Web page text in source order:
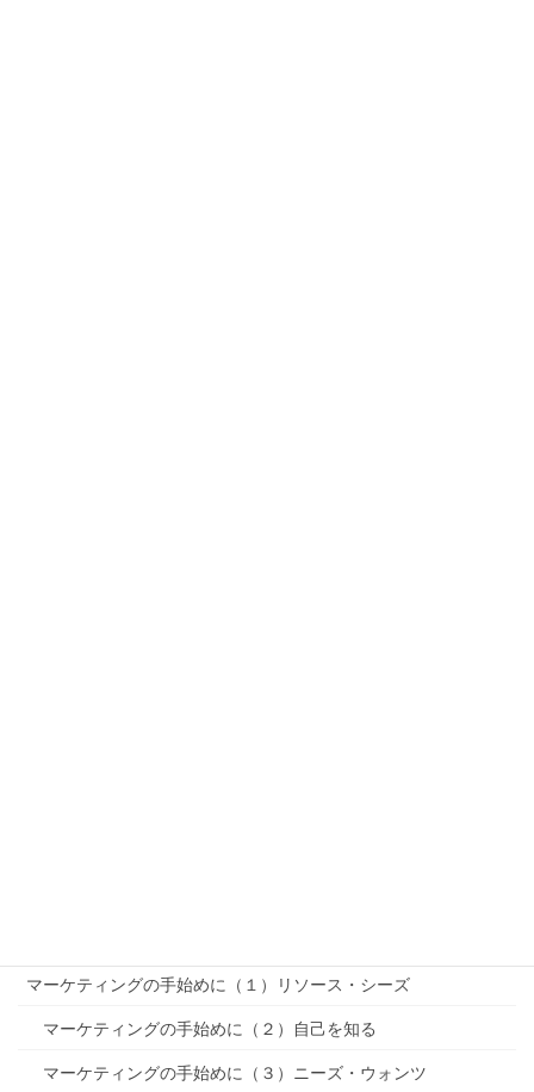
マーケティングの手始めに（１）リソース・シーズ
マーケティングの手始めに（２）自己を知る
マーケティングの手始めに（３）ニーズ・ウォンツ